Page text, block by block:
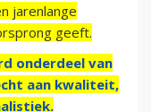
jarenlange
geeft.
onderdeel van
aan kwaliteit,